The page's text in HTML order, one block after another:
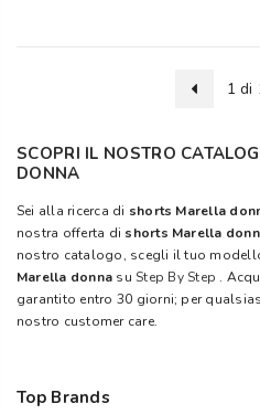
1 di
SCOPRI IL NOSTRO
DONNA
Sei alla ricerca di shorts Marella
nostra offerta di shorts Marella
nostro catalogo, scegli il tuo
Marella donna suStep By Step .
garantito entro 30 giorni; per
nostro customer care.
Top Brands